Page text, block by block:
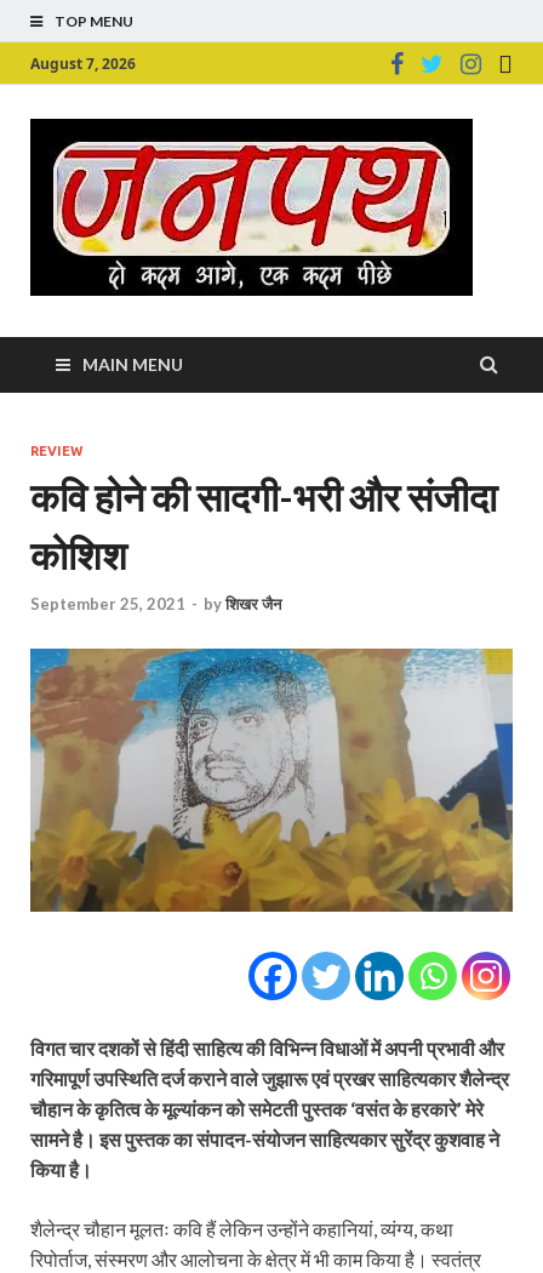
TOP MENU
August 7, 2026
MAIN MENU
REVIEW
कवि होने की सादगी-भरी और संजीदा
कोशिश
September 25, 2021 - byशिखर जैन
विगत चार दशकों से हिंदी साहित्य की विभिन्न विधाओं में अपनी प्रभावी और
गरिमापूर्ण उपस्थिति दर्ज कराने वाले जुझारू एवं प्रखर साहित्यकार शैलेन्द्र
चौहान के कृतित्व के मूल्यांकन को समेटती पुस्तक ‘वसंत के हरकारे’ मेरे
सामने है। इस पुस्तक का संपादन-संयोजन साहित्यकार सुरेंद्र कुशवाह ने
किया है।
शैलेन्द्र चौहान मूलतः कवि हैं लेकिन उन्होंने कहानियां, व्‍यंग्‍य, कथा
रिपोर्ताज, संस्मरण और आलोचना के क्षेत्र में भी काम किया है। स्वतंत्र